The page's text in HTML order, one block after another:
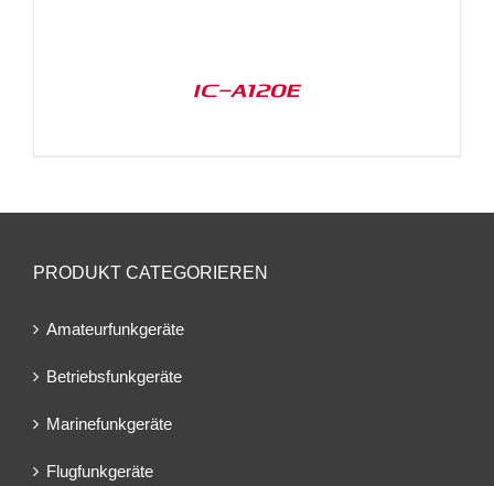
IC-A120E
PRODUKT CATEGORIEREN
Amateurfunkgeräte
Betriebsfunkgeräte
Marinefunkgeräte
Flugfunkgeräte